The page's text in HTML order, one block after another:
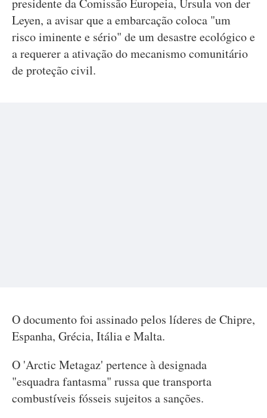
presidente da Comissão Europeia, Ursula von der
Leyen, a avisar que a embarcação coloca "um
risco iminente e sério" de um desastre ecológico e
a requerer a ativação do mecanismo comunitário
de proteção civil.
O documento foi assinado pelos líderes de Chipre,
Espanha, Grécia, Itália e Malta.
O 'Arctic Metagaz' pertence à designada
"esquadra fantasma" russa que transporta
combustíveis fósseis sujeitos a sanções.